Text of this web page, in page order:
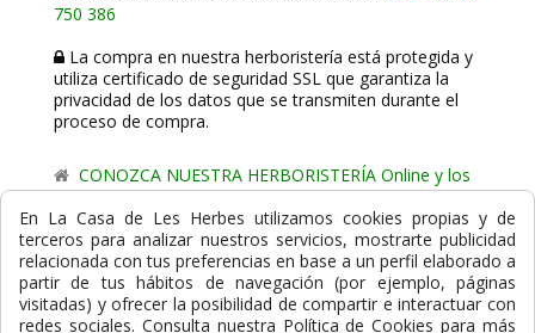
750 386
La compra en nuestra herboristería está protegida y
utiliza certificado de seguridad SSL que garantiza la
privacidad de los datos que se transmiten durante el
proceso de compra.
CONOZCA NUESTRA HERBORISTERÍA Online y los
comercio de proximidad de La Casa de les Herbes.
Powered byGesdi.com E-Commerce - Tiendas online
profesionales y seguras
Formas de Pago
En La Casa de Les Herbes utilizamos cookies propias y de
terceros para analizar nuestros servicios, mostrarte publicidad
relacionada con tus preferencias en base a un perfil elaborado a
partir de tus hábitos de navegación (por ejemplo, páginas
visitadas) y ofrecer la posibilidad de compartir e interactuar con
redes sociales. Consulta nuestra Política de Cookies para más